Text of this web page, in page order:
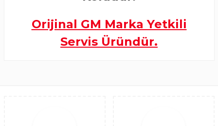
Orijinal GM Marka Yetkili
Servis Üründür.